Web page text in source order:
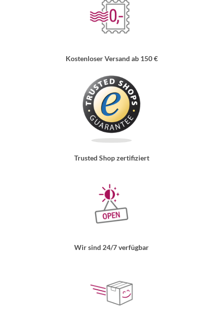
Kostenloser Versand ab 150 €
Trusted Shop zertifiziert
Wir sind 24/7 verfügbar